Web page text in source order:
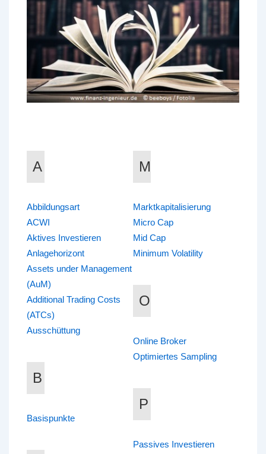
A
Abbildungsart
ACWI
Aktives Investieren
Anlagehorizont
Assets under Management
(AuM)
Additional Trading Costs
(ATCs)
Ausschüttung
B
Basispunkte
M
Marktkapitalisierung
Micro Cap
Mid Cap
Minimum Volatility
O
Online Broker
Optimiertes Sampling
P
Passives Investieren